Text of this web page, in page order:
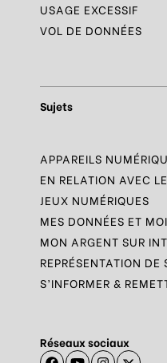
USAGE EXCESSIF
VOL DE DONNÉES
Sujets
APPAREILS
EN RELATION AVEC
JEUX NUMÉRIQUES
MES DONNÉES ET MOI
MON ARGENT SUR
REPRÉSENTATION DE
S’INFORMER &
Réseaux sociaux